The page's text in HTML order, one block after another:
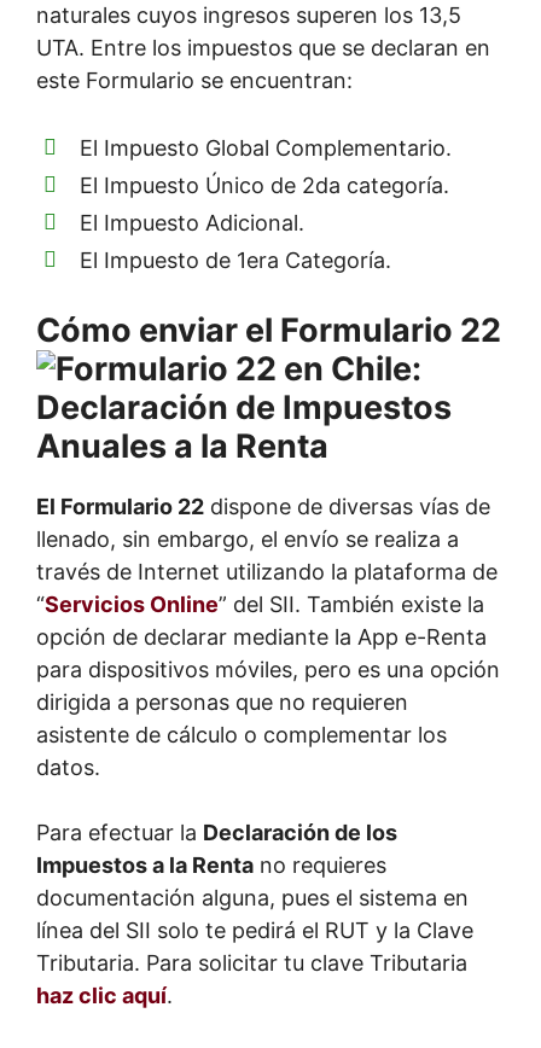
naturales cuyos ingresos superen los 13,5
UTA. Entre los impuestos que se declaran en
este Formulario se encuentran:
El Impuesto Global Complementario.
El Impuesto Único de 2da categoría.
El Impuesto Adicional.
El Impuesto de 1era Categoría.
Cómo enviar el Formulario 22
El Formulario 22 dispone de diversas vías de
llenado, sin embargo, el envío se realiza a
través de Internet utilizando la plataforma de
“Servicios Online” del SII. También existe la
opción de declarar mediante la App e-Renta
para dispositivos móviles, pero es una opción
dirigida a personas que no requieren
asistente de cálculo o complementar los
datos.
Para efectuar la Declaración de los
Impuestos a la Renta no requieres
documentación alguna, pues el sistema en
línea del SII solo te pedirá el RUT y la Clave
Tributaria. Para solicitar tu clave Tributaria
haz clic aquí.